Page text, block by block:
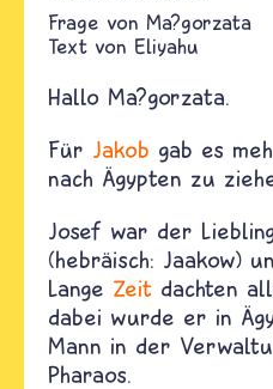
Ma?gorzata
Text von Eliyahu
Hallo Ma?gorzata.
Für Jakob gab es
nach Ägypten zu
Josef war der
(hebräisch: Jaakow)
Lange Zeit dachten
dabei wurde er in
Mann in der
Pharaos.